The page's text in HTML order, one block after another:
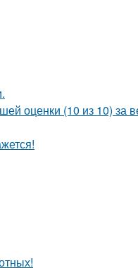
оценки (10 из 10) за